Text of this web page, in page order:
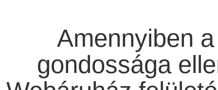
Amennyiben
gondossága